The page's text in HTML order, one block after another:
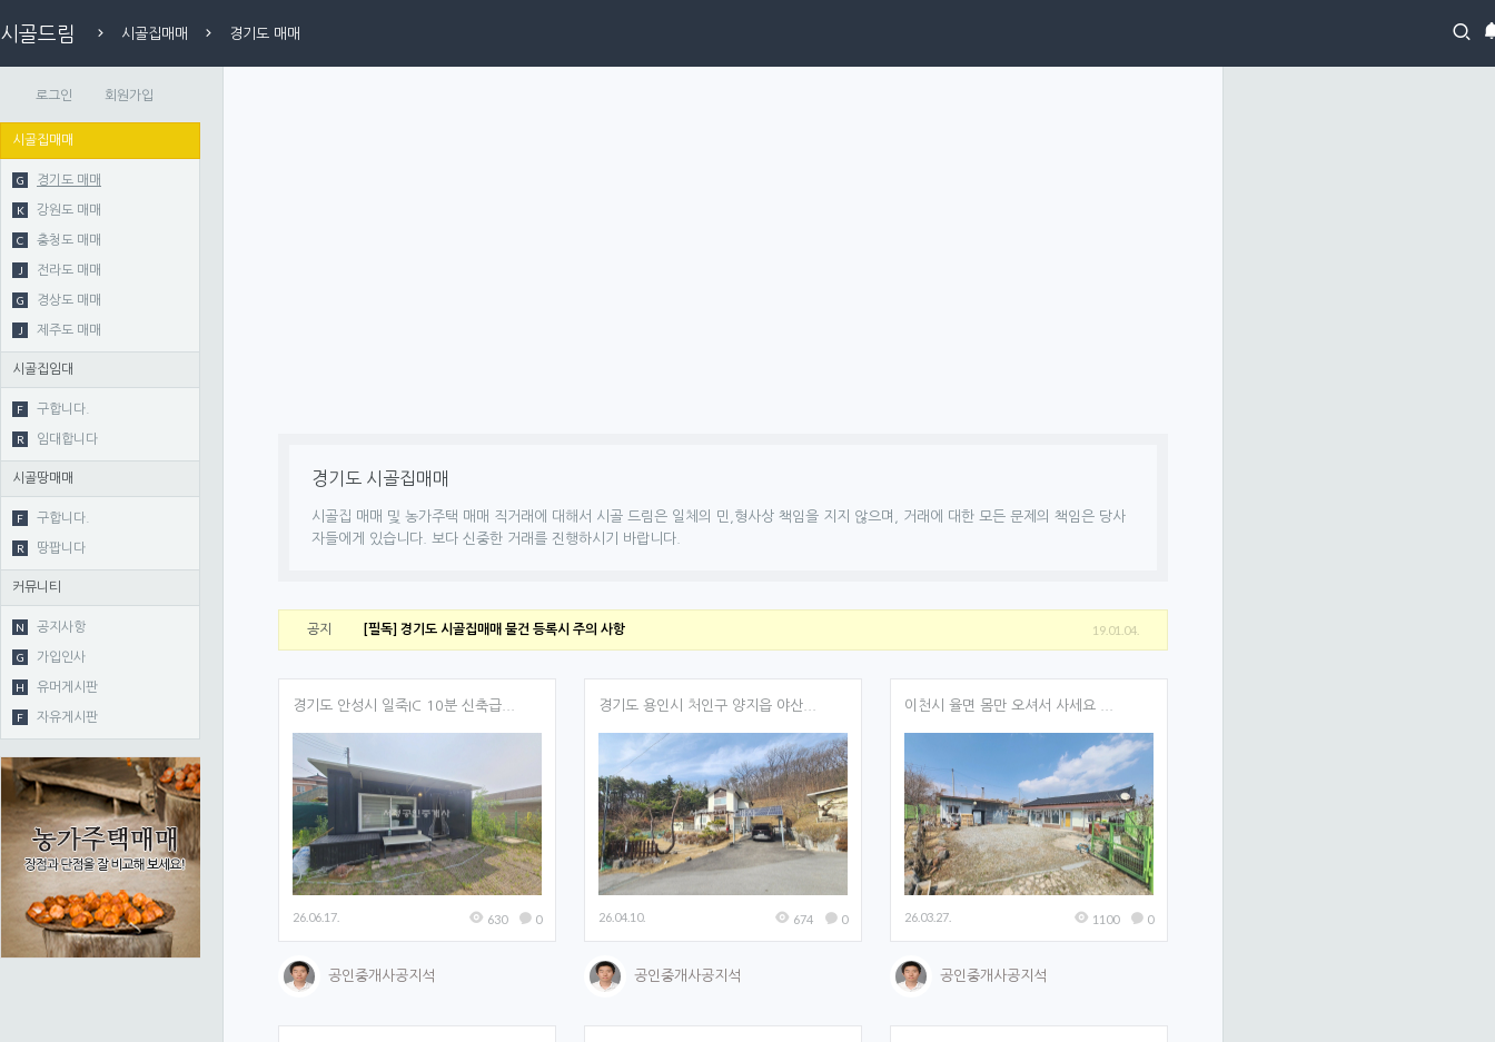
시골드림 시골집매매 경기도 매매
로그인 회원가입
시골집매매
G 경기도 매매
K 강원도 매매
C 충청도 매매
J 전라도 매매
G 경상도 매매
J 제주도 매매
시골집임대
F 구합니다.
R 임대합니다
시골땅매매
F 구합니다.
R 땅팝니다
커뮤니티
N 공지사항
G 가입인사
H 유머게시판
F 자유게시판
게시판 헤더 배경이미지
게시판 상단 내용
게시판 타이틀 하단에 출력 됩니다.
경기도 시골집매매
시골집 매매 및 농가주택 매매 직거래에 대해서 시골 드림은 일체의 민,형사상 책임을 지지 않으며, 거래에 대한 모든 문제의 책임은 당사
자들에게 있습니다. 보다 신중한 거래를 진행하시기 바랍니다.
공지 [필독] 경기도 시골집매매 물건 등록시 주의 사항 19.01.04.
경기도 안성시 일죽IC 10분 신축급...
26.06.17. 630 0
공인중개사공지석
경기도 용인시 처인구 양지읍 야산...
26.04.10. 674 0
공인중개사공지석
이천시 율면 몸만 오셔서 사세요 ...
26.03.27. 1100 0
공인중개사공지석